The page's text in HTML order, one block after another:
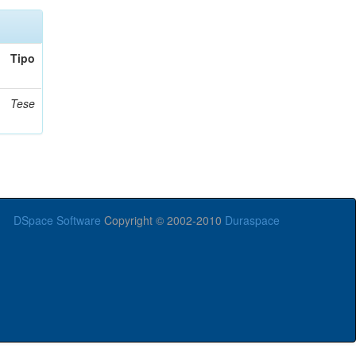
Tipo
Tese
DSpace Software Copyright © 2002-2010 Duraspace